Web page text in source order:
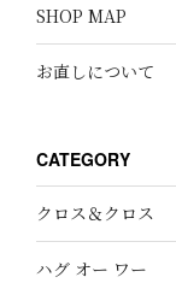
SHOP MAP
お直しについて
CATEGORY
クロス＆クロス
ハグ オー ワー